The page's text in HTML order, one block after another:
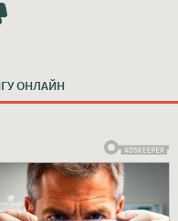
ОНЛАЙН